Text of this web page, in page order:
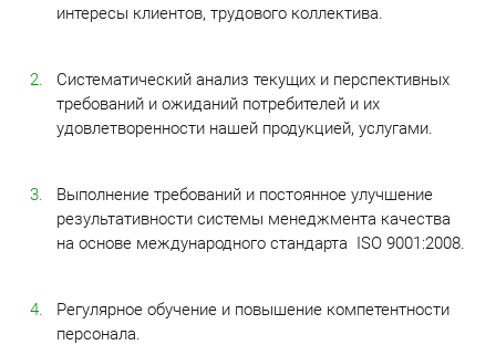
интересы клиентов, трудового коллектива.
Систематический анализ текущих и перспективных
требований и ожиданий потребителей и их
удовлетворенности нашей продукцией, услугами.
Выполнение требований и постоянное улучшение
результативности системы менеджмента качества
на основе международного стандарта ISO 9001:2008.
Регулярное обучение и повышение компетентности
персонала.